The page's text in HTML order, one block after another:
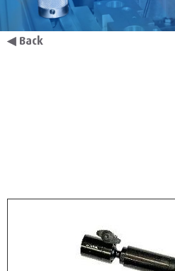
◀ Back